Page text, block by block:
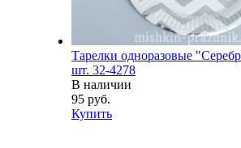
Тарелки одноразовые
шт. 32-4278
В наличии
95 руб.
Купить